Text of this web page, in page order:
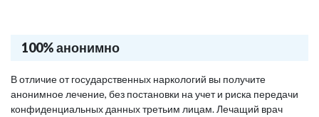
100% анонимно
В отличие от государственных наркологий вы получите
анонимное лечение, без постановки на учет и риска передачи
конфиденциальных данных третьим лицам. Лечащий врач